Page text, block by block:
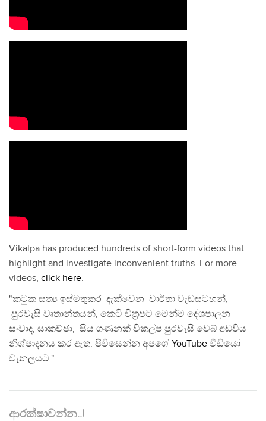
Vikalpa has produced hundreds of short-form videos that
highlight and investigate inconvenient truths. For more
videos, click here.
"කටුක සත්‍ය ඉස්මතුකර දැක්වෙන වාර්තා වැඩසටහන්,
පුරවැසි වෘතාන්තයන්, කෙටි චිත්‍රපට මෙන්ම දේශපාලන
සංවාද, සාකච්ඡා, සිය ගණනක් විකල්ප පුරවැසි වෙබ් අඩවිය
නිශ්පාදනය කර ඇත. පිවිසෙන්න අපගේ YouTube වීඩියෝ
චැනලයට."
ආරක්ෂාවන්න..!